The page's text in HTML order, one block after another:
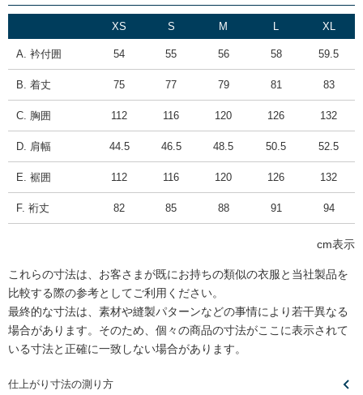
XS S M L XL
A. 衿付囲 54 55 56 58 59.5
B. 着丈 75 77 79 81 83
C. 胸囲 112 116 120 126 132
D. 肩幅 44.5 46.5 48.5 50.5 52.5
E. 裾囲 112 116 120 126 132
F. 裄丈 82 85 88 91 94
cm表示
これらの寸法は、お客さまが既にお持ちの類似の衣服と当社製品を
比較する際の参考としてご利用ください。
最終的な寸法は、素材や縫製パターンなどの事情により若干異なる
場合があります。そのため、個々の商品の寸法がここに表示されて
いる寸法と正確に一致しない場合があります。
仕上がり寸法の測り方